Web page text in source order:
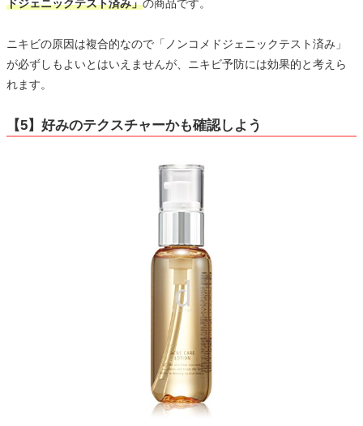
ドジェニックテスト済み」の商品です。
ニキビの原因は複合的なので「ノンコメドジェニックテスト済み」
が必ずしもよいとはいえませんが、ニキビ予防には効果的と考えら
れます。
【5】好みのテクスチャーかも確認しよう